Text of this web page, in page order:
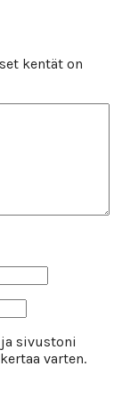
kentät on
sivustoni
varten.